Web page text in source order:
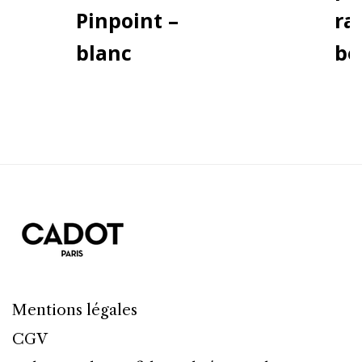
Pinpoint –
blanc
Mentions légales
CGV